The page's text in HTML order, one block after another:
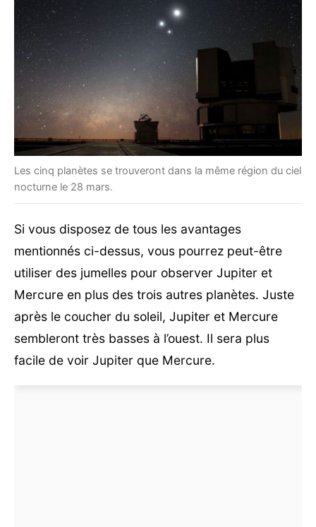
Les cinq planètes se trouveront dans la même région du ciel
nocturne le 28 mars.
Si vous disposez de tous les avantages
mentionnés ci-dessus, vous pourrez peut-être
utiliser des jumelles pour observer Jupiter et
Mercure en plus des trois autres planètes. Juste
après le coucher du soleil, Jupiter et Mercure
sembleront très basses à l’ouest. Il sera plus
facile de voir Jupiter que Mercure.